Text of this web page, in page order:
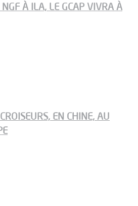
À ILA, LE GCAP VIVRA À
EN CHINE, AU